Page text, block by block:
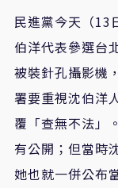
民進黨今天 （13
伯洋代表參選台
被裝針孔攝影機
署要重視沈伯洋
覆 「查無不法」。
有公開 ； 但當時
她也就一併公布